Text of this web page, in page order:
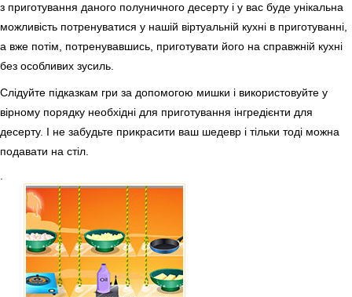
з приготування даного полуничного десерту і у вас буде унікальна
можливість потренуватися у нашій віртуальній кухні в приготуванні,
а вже потім, потренувавшись, приготувати його на справжній кухні
без особливих зусиль.
Слідуйте підказкам гри за допомогою мишки і використовуйте у
вірному порядку необхідні для приготування інгредієнти для
десерту. І не забудьте прикрасити ваш шедевр і тільки тоді можна
подавати на стіл.